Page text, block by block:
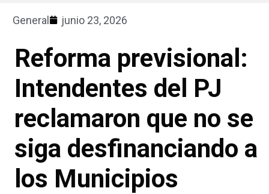
General junio 23, 2026
Reforma previsional:
Intendentes del PJ
reclamaron que no se
siga desfinanciando a
los Municipios